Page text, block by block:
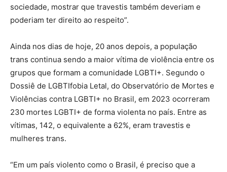
sociedade, mostrar que travestis também deveriam e
poderiam ter direito ao respeito”.
Ainda nos dias de hoje, 20 anos depois, a população
trans continua sendo a maior vítima de violência entre os
grupos que formam a comunidade LGBTI+. Segundo o
Dossiê de LGBTIfobia Letal, do Observatório de Mortes e
Violências contra LGBTI+ no Brasil, em 2023 ocorreram
230 mortes LGBTI+ de forma violenta no país. Entre as
vítimas, 142, o equivalente a 62%, eram travestis e
mulheres trans.
“Em um país violento como o Brasil, é preciso que a